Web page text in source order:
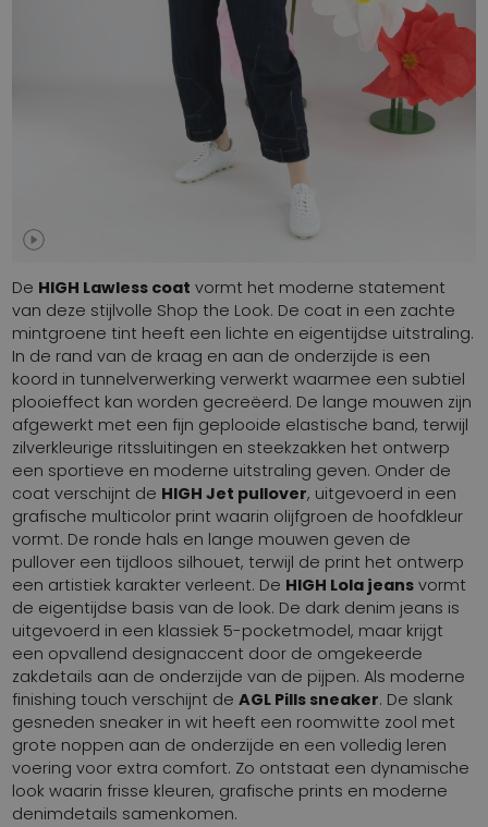
De HIGH Lawless coat vormt het moderne statement
van deze stijlvolle Shop the Look. De coat in een zachte
mintgroene tint heeft een lichte en eigentijdse uitstraling.
In de rand van de kraag en aan de onderzijde is een
koord in tunnelverwerking verwerkt waarmee een subtiel
plooieffect kan worden gecreëerd. De lange mouwen zijn
afgewerkt met een fijn geplooide elastische band, terwijl
zilverkleurige ritssluitingen en steekzakken het ontwerp
een sportieve en moderne uitstraling geven. Onder de
coat verschijnt de HIGH Jet pullover, uitgevoerd in een
grafische multicolor print waarin olijfgroen de hoofdkleur
vormt. De ronde hals en lange mouwen geven de
pullover een tijdloos silhouet, terwijl de print het ontwerp
een artistiek karakter verleent. De HIGH Lola jeans vormt
de eigentijdse basis van de look. De dark denim jeans is
uitgevoerd in een klassiek 5-pocketmodel, maar krijgt
een opvallend designaccent door de omgekeerde
zakdetails aan de onderzijde van de pijpen. Als moderne
finishing touch verschijnt deAGL Pills sneaker. De slank
gesneden sneaker in wit heeft een roomwitte zool met
grote noppen aan de onderzijde en een volledig leren
voering voor extra comfort. Zo ontstaat een dynamische
look waarin frisse kleuren, grafische prints en moderne
denimdetails samenkomen.